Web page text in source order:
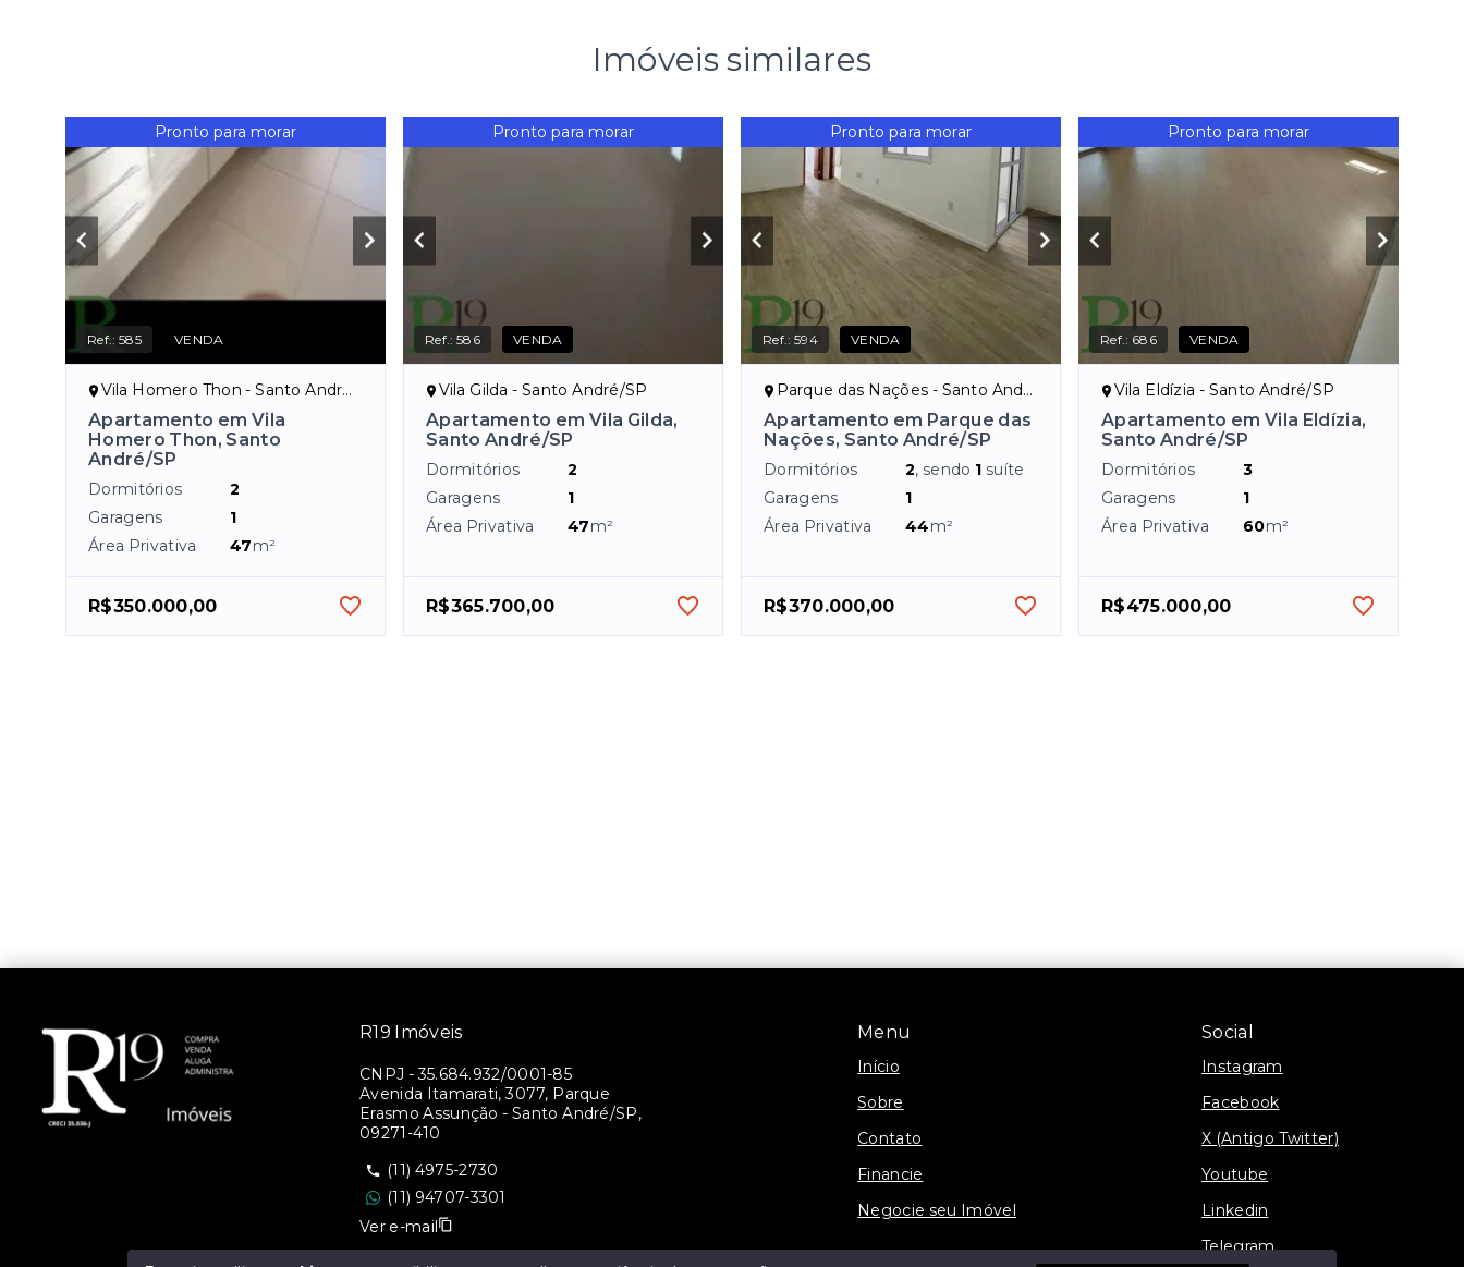
Imóveis similares
Pronto para morar
Ref.:585 VENDA
Vila Homero Thon - Santo André/SP
Apartamento em Vila
Homero Thon, Santo
André/SP
Dormitórios
2
Garagens
1
Área Privativa
47m²
R$350.000,00
Pronto para morar
Ref.:586 VENDA
Vila Gilda - Santo André/SP
Apartamento em Vila Gilda,
Santo André/SP
Dormitórios
2
Garagens
1
Área Privativa
47m²
R$365.700,00
Pronto para morar
Ref.:594 VENDA
Parque das Nações - Santo André/SP
Apartamento em Parque das
Nações, Santo André/SP
Dormitórios 2, sendo 1 suíte
Garagens
1
Área Privativa
44m²
R$370.000,00
Pronto para morar
Ref.: 686 VENDA
Vila Eldízia - Santo André/SP
Apartamento em Vila Eldízia,
Santo André/SP
Dormitórios
3
Garagens
1
Área Privativa
60m²
R$475.000,00
Menu
Início
Sobre
Contato
Financie
Negocie seu Imóvel
Social
Instagram
Facebook
X (Antigo Twitter)
Youtube
Linkedin
Telegram
R19 Imóveis
CNPJ -35.684.932/0001-85
Avenida Itamarati, 3077, Parque
Erasmo Assunção - Santo André/SP,
09271-410
(11) 4975-2730
(11) 94707-3301
Ver e-mail